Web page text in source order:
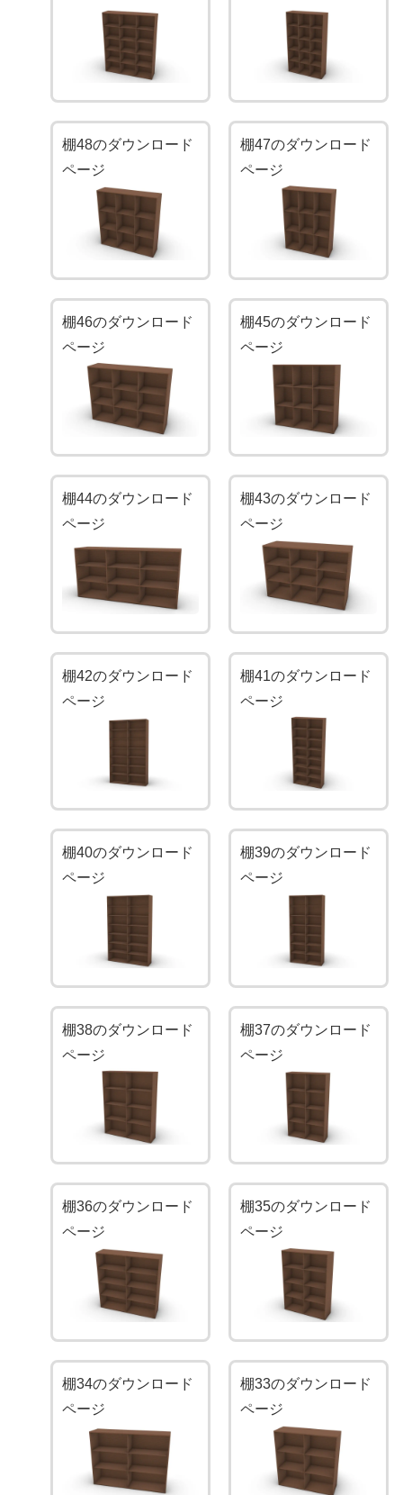
棚48のダウンロード
ページ
棚47のダウンロード
ページ
棚46のダウンロード
ページ
棚45のダウンロード
ページ
棚44のダウンロード
ページ
棚43のダウンロード
ページ
棚42のダウンロード
ページ
棚41のダウンロード
ページ
棚40のダウンロード
ページ
棚39のダウンロード
ページ
棚38のダウンロード
ページ
棚37のダウンロード
ページ
棚36のダウンロード
ページ
棚35のダウンロード
ページ
棚34のダウンロード
ページ
棚33のダウンロード
ページ